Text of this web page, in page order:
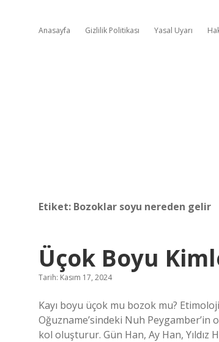
Anasayfa Gizlilik Politikası Yasal Uyarı
Etiket: Bozoklar soyu nereden gelir
Üçok Boyu
Tarih: Kasım 17, 2024
Kayı boyu üçok mu bozok mu?
Oğuzname’sindeki Nuh Peygamber’in
kol oluşturur. Gün Han, Ay Han,